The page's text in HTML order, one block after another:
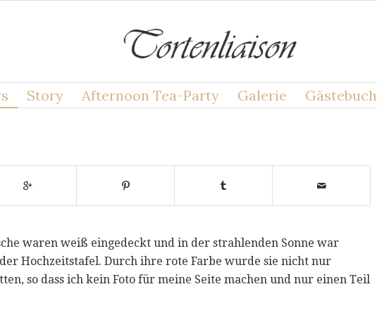
Story Afternoon Tea-Party Galerie Gästebuch
waren weiß eingedeckt und in der strahlenden Sonne war
Hochzeitstafel. Durch ihre rote Farbe wurde sie nicht nur
so dass ich kein Foto für meine Seite machen und nur einen Teil